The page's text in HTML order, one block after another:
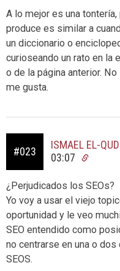
A lo mejor es una
produce es similar a
un diccionario o
curioseando un rato en la
o de la página anterior.
me gusta.
#023
ISMAEL EL-
03:07
¿Perjudicados los SEOs?
Yo voy a usar el viejo
oportunidad y le veo
SEO entendido como
no centrarse en una o
SEOS.